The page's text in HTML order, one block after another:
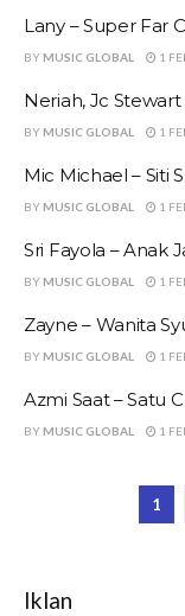
Lany – Super Far
BY MUSIC GLOBAL 1
Neriah, Jc
BY MUSIC GLOBAL 1
Mic Michael – Siti
BY MUSIC GLOBAL 1
Sri Fayola – Anak
BY MUSIC GLOBAL 1
Zayne – Wanita
BY MUSIC GLOBAL 1
Azmi Saat – Satu
BY MUSIC GLOBAL 1
1
Iklan